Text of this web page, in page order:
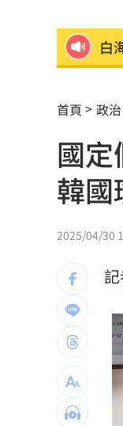
白
熊
新
白
7
首頁 政治
國
韓國
2025/04/30